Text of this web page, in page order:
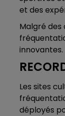
et des
Malgré des
innovantes.
Les sites
déployés